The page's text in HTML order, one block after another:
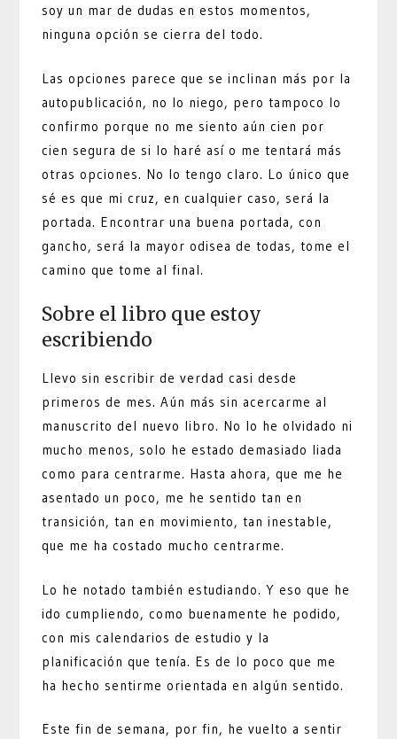
soy un mar de dudas en estos momentos,
ninguna opción se cierra del todo.
Las opciones parece que se inclinan más por la
autopublicación, no lo niego, pero tampoco lo
confirmo porque no me siento aún cien por
cien segura de si lo haré así o me tentará más
otras opciones. No lo tengo claro. Lo único que
sé es que mi cruz, en cualquier caso, será la
portada. Encontrar una buena portada, con
gancho, será la mayor odisea de todas, tome el
camino que tome al final.
Sobre el libro que estoy
escribiendo
Llevo sin escribir de verdad casi desde
primeros de mes. Aún más sin acercarme al
manuscrito del nuevo libro. No lo he olvidado ni
mucho menos, solo he estado demasiado liada
como para centrarme. Hasta ahora, que me he
asentado un poco, me he sentido tan en
transición, tan en movimiento, tan inestable,
que me ha costado mucho centrarme.
Lo he notado también estudiando. Y eso que he
ido cumpliendo, como buenamente he podido,
con mis calendarios de estudio y la
planificación que tenía. Es de lo poco que me
ha hecho sentirme orientada en algún sentido.
Este fin de semana, por fin, he vuelto a sentir